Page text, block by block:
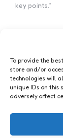
To provide the
store and/or
technologies will
unique IDs on this
adversely affect
key points.”
Subscribe